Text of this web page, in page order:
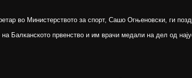
во Министерството за спорт, Сашо Огњеновски, ги
на Балканското првенство и им врачи медали на дел од